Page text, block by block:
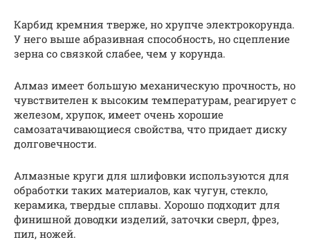
Карбид кремния тверже, но хрупче электрокорунда.
У него выше абразивная способность, но сцепление
зерна со связкой слабее, чем у корунда.
Алмаз имеет большую механическую прочность, но
чувствителен к высоким температурам, реагирует с
железом, хрупок, имеет очень хорошие
самозатачивающиеся свойства, что придает диску
долговечности.
Алмазные круги для шлифовки используются для
обработки таких материалов, как чугун, стекло,
керамика, твердые сплавы. Хорошо подходит для
финишной доводки изделий, заточки сверл, фрез,
пил, ножей.